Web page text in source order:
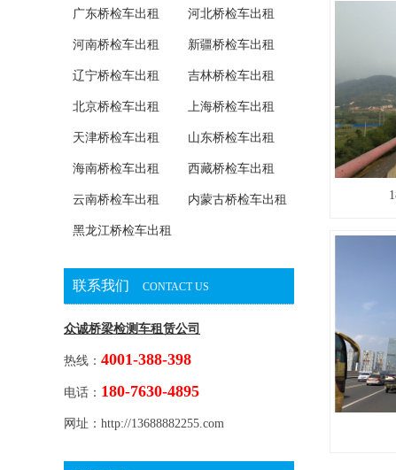
广东桥检车出租 河北桥检车出租
河南桥检车出租 新疆桥检车出租
辽宁桥检车出租 吉林桥检车出租
北京桥检车出租 上海桥检车出租
天津桥检车出租 山东桥检车出租
海南桥检车出租 西藏桥检车出租
云南桥检车出租 内蒙古桥检车出租
黑龙江桥检车出租
联系我们 CONTACT US
众诚桥梁检测车租赁公司
热线： 4001-388-398
电话： 180-7630-4895
网址：http://13688882255.com